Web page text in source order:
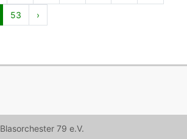
53 ›
79 e.V.